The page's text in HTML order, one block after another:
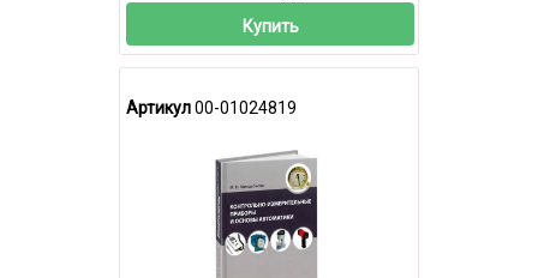
Купить
Артикул00-01024819